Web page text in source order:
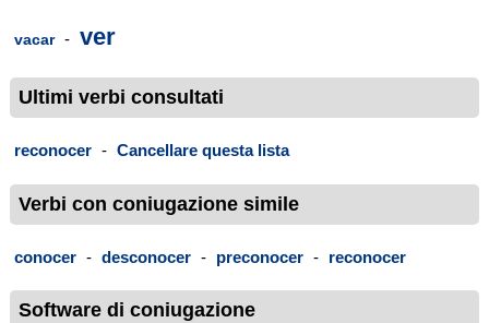
vacar - ver
Ultimi verbi consultati
reconocer - Cancellare questa lista
Verbi con coniugazione simile
conocer - desconocer - preconocer - reconocer
Software di coniugazione